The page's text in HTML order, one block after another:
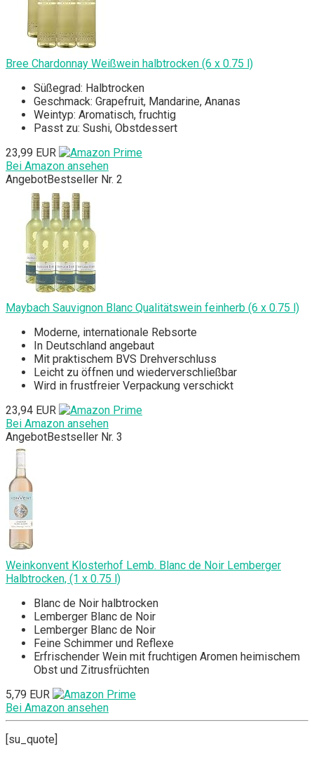
Bree Chardonnay Weißwein halbtrocken (6 x 0.75 l)
Süßegrad: Halbtrocken
Geschmack: Grapefruit, Mandarine, Ananas
Weintyp: Aromatisch, fruchtig
Passt zu: Sushi, Obstdessert
23,99 EUR
Bei Amazon ansehen
AngebotBestseller Nr. 2
Maybach Sauvignon Blanc Qualitätswein feinherb (6 x 0.75 l)
Moderne, internationale Rebsorte
In Deutschland angebaut
Mit praktischem BVS Drehverschluss
Leicht zu öffnen und wiederverschließbar
Wird in frustfreier Verpackung verschickt
23,94 EUR
Bei Amazon ansehen
AngebotBestseller Nr. 3
Weinkonvent Klosterhof Lemb. Blanc de Noir Lemberger
Halbtrocken, (1 x 0.75 l)
Blanc de Noir halbtrocken
Lemberger Blanc de Noir
Lemberger Blanc de Noir
Feine Schimmer und Reflexe
Erfrischender Wein mit fruchtigen Aromen heimischem
Obst und Zitrusfrüchten
5,79 EUR
Bei Amazon ansehen
[su_quote]